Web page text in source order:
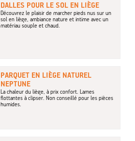
DALLES POUR LE SOL EN LIÈGE
Découvrez le plaisir de marcher pieds nus sur un
sol en liège, ambiance nature et intime avec un
matériau souple et chaud.
PARQUET EN LIÈGE NATUREL
NEPTUNE
La chaleur du liège, à prix confort. Lames
flottantes à clipser. Non conseillé pour les pièces
humides.